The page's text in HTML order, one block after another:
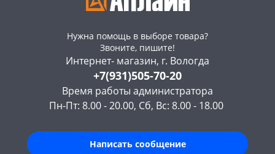
Нужна помощь в выборе товара?
Звоните, пишите!
Интернет- магазин, г. Вологда
+7(931)505-70-20
Время работы администратора
Пн-Пт: 8.00 - 20.00, Сб, Вс: 8.00 - 18.00
Написать сообщение